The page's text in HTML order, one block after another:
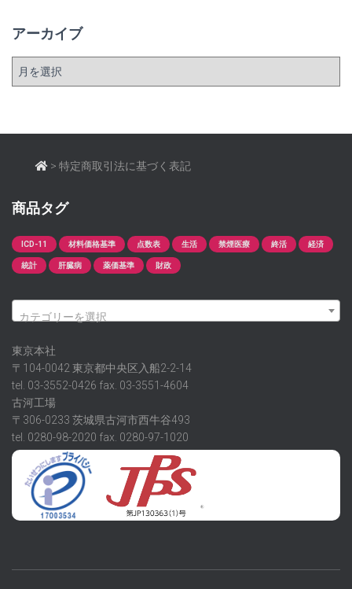
アーカイブ
ー
> 特定商取引法に基づく表記
商品タグ
ICD-11 材料価格基準 点数表 生活 禁煙医療 終活 経済
統計 肝臓病 薬価基準 財政
カテゴリーを選択
東京本社
〒104-0042 東京都中央区入船2-2-14
tel. 03-3552-0426 fax. 03-3551-4604
古河工場
〒306-0233 茨城県古河市西牛谷493
tel. 0280-98-2020 fax. 0280-97-1020